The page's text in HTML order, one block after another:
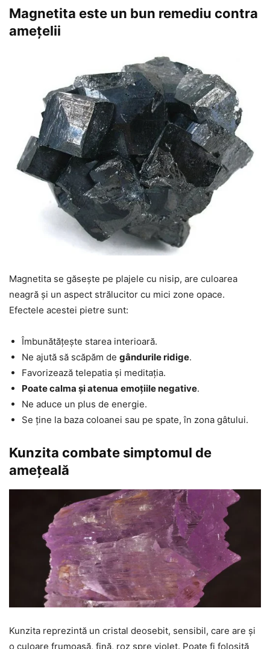
Magnetita este un bun remediu contra
amețelii
Magnetita se găsește pe plajele cu nisip, are culoarea
neagră și un aspect strălucitor cu mici zone opace.
Efectele acestei pietre sunt:
Îmbunătățește starea interioară.
Ne ajută să scăpăm de gândurile ridige.
Favorizează telepatia și meditația.
Poate calma și atenua emoțiile negative.
Ne aduce un plus de energie.
Se ține la baza coloanei sau pe spate, în zona gâtului.
Kunzita combate simptomul de
amețeală
Kunzita reprezintă un cristal deosebit, sensibil, care are și
o culoare frumoasă, fină, roz spre violet. Poate fi folosită